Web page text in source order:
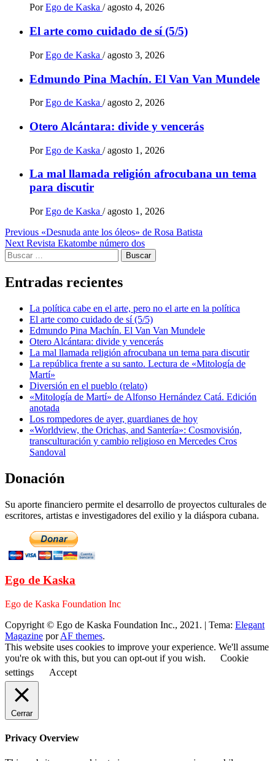
Por Ego de Kaska / agosto 4, 2026
El arte como cuidado de sí (5/5)
Por Ego de Kaska / agosto 3, 2026
Edmundo Pina Machín. El Van Van Mundele
Por Ego de Kaska / agosto 2, 2026
Otero Alcántara: divide y vencerás
Por Ego de Kaska / agosto 1, 2026
La mal llamada religión afrocubana un tema
para discutir
Por Ego de Kaska / agosto 1, 2026
Post
navigation
Previous «Desnuda ante los óleos» de Rosa Batista
Next Revista Ekatombe número dos
Buscar:
Entradas recientes
La política cabe en el arte, pero no el arte en la política
El arte como cuidado de sí (5/5)
Edmundo Pina Machín. El Van Van Mundele
Otero Alcántara: divide y vencerás
La mal llamada religión afrocubana un tema para discutir
La república frente a su santo. Lectura de «Mitología de
Martí»
Diversión en el pueblo (relato)
«Mitología de Martí» de Alfonso Hernández Catá. Edición
anotada
Los rompedores de ayer, guardianes de hoy
«Worldview, the Orichas, and Santería»: Cosmovisión,
transculturación y cambio religioso en Mercedes Cros
Sandoval
Donación
Su aporte financiero permite el desarrollo de proyectos culturales de
escritores, artistas e investigadores del exilio y la diáspora cubana.
Ego de Kaska
Ego de Kaska Foundation Inc
Copyright © Ego de Kaska Foundation Inc., 2021. | Tema: Elegant
Magazine porAF themes.
This website uses cookies to improve your experience. We'll assume
you're ok with this, but you can opt-out if you wish.
Cookie
settings
Accept
Cerrar
Privacy Overview